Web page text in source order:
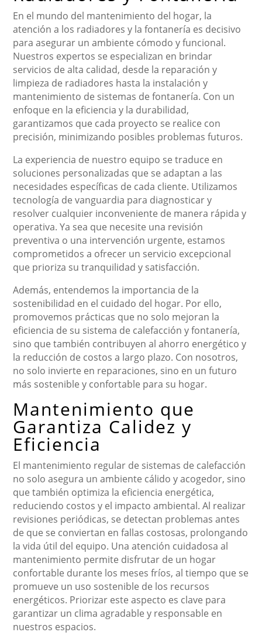
En el mundo del mantenimiento del hogar, la
atención a los radiadores y la fontanería es decisivo
para asegurar un ambiente cómodo y funcional.
Nuestros expertos se especializan en brindar
servicios de alta calidad, desde la reparación y
limpieza de radiadores hasta la instalación y
mantenimiento de sistemas de fontanería. Con un
enfoque en la eficiencia y la durabilidad,
garantizamos que cada proyecto se realice con
precisión, minimizando posibles problemas futuros.
La experiencia de nuestro equipo se traduce en
soluciones personalizadas que se adaptan a las
necesidades específicas de cada cliente. Utilizamos
tecnología de vanguardia para diagnosticar y
resolver cualquier inconveniente de manera rápida y
operativa. Ya sea que necesite una revisión
preventiva o una intervención urgente, estamos
comprometidos a ofrecer un servicio excepcional
que prioriza su tranquilidad y satisfacción.
Además, entendemos la importancia de la
sostenibilidad en el cuidado del hogar. Por ello,
promovemos prácticas que no solo mejoran la
eficiencia de su sistema de calefacción y fontanería,
sino que también contribuyen al ahorro energético y
la reducción de costos a largo plazo. Con nosotros,
no solo invierte en reparaciones, sino en un futuro
más sostenible y confortable para su hogar.
Mantenimiento que
Garantiza Calidez y
Eficiencia
El mantenimiento regular de sistemas de calefacción
no solo asegura un ambiente cálido y acogedor, sino
que también optimiza la eficiencia energética,
reduciendo costos y el impacto ambiental. Al realizar
revisiones periódicas, se detectan problemas antes
de que se conviertan en fallas costosas, prolongando
la vida útil del equipo. Una atención cuidadosa al
mantenimiento permite disfrutar de un hogar
confortable durante los meses fríos, al tiempo que se
promueve un uso sostenible de los recursos
energéticos. Priorizar este aspecto es clave para
garantizar un clima agradable y responsable en
nuestros espacios.